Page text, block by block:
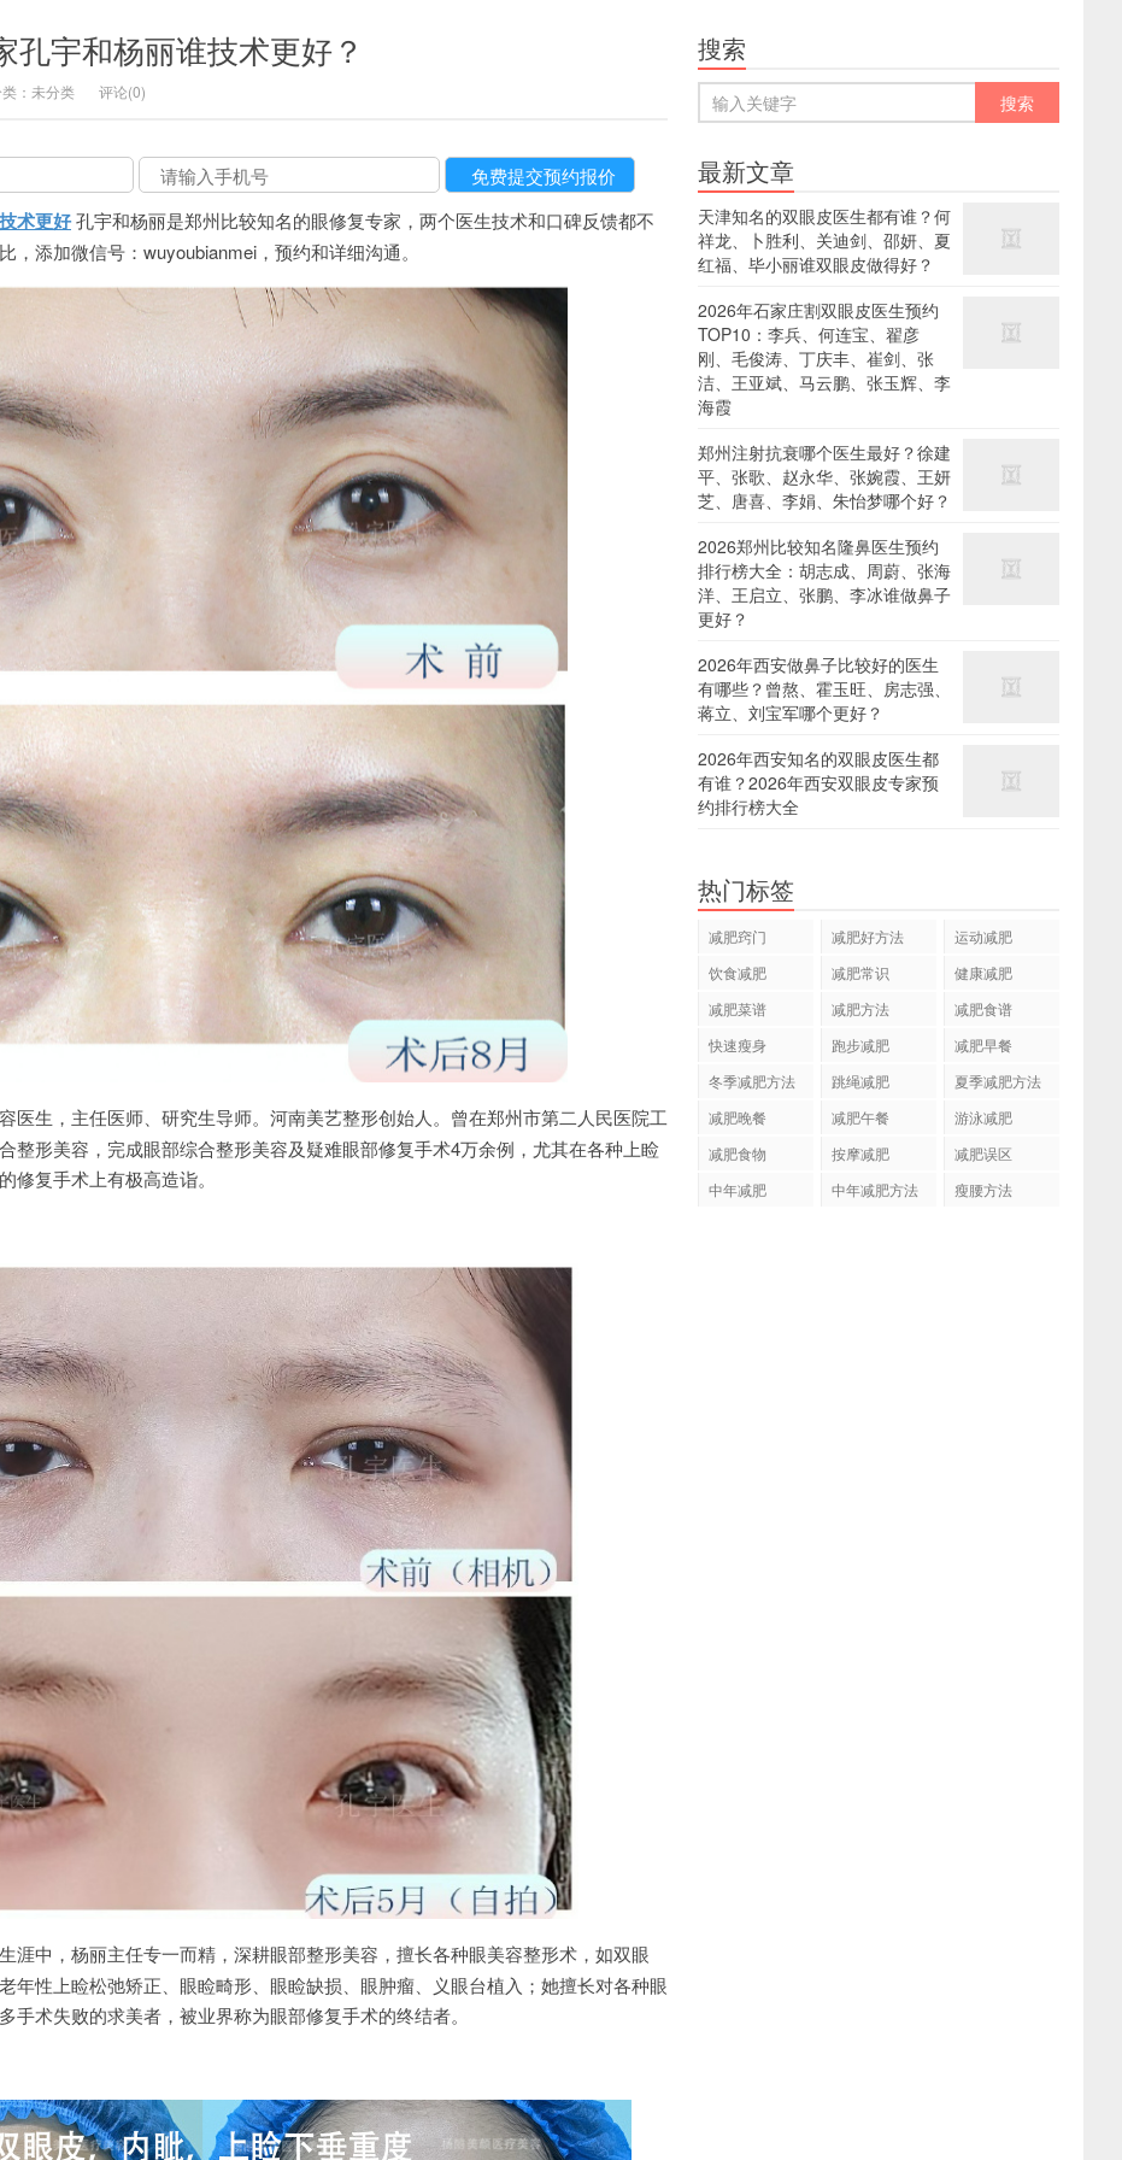
孔宇和杨丽谁技术更好？
：未分类 评论(0)
术更好孔宇和杨丽是郑州比较知名的眼修复专家，两个医生技术和口碑反馈都不
，添加微信号：wuyoubianmei，预约和详细沟通。
医生，主任医师、研究生导师。河南美艺整形创始人。曾在郑州市第二人民医院工
整形美容，完成眼部综合整形美容及疑难眼部修复手术4万余例，尤其在各种上睑
修复手术上有极高造诣。
涯中，杨丽主任专一而精，深耕眼部整形美容，擅长各种眼美容整形术，如双眼
年性上睑松弛矫正、眼睑畸形、眼睑缺损、眼肿瘤、义眼台植入；她擅长对各种眼
手术失败的求美者，被业界称为眼部修复手术的终结者。
搜索
最新文章
天津知名的双眼皮医生都有谁？何
祥龙、卜胜利、关迪剑、邵妍、夏
红福、毕小丽谁双眼皮做得好？
2026年石家庄割双眼皮医生预约
TOP10：李兵、何连宝、翟彦
刚、毛俊涛、丁庆丰、崔剑、张
洁、王亚斌、马云鹏、张玉辉、李
海霞
郑州注射抗衰哪个医生最好？徐建
平、张歌、赵永华、张婉霞、王妍
芝、唐喜、李娟、朱怡梦哪个好？
2026郑州比较知名隆鼻医生预约
排行榜大全：胡志成、周蔚、张海
洋、王启立、张鹏、李冰谁做鼻子
更好？
2026年西安做鼻子比较好的医生
有哪些？曾熬、霍玉旺、房志强、
蒋立、刘宝军哪个更好？
2026年西安知名的双眼皮医生都
有谁？2026年西安双眼皮专家预
约排行榜大全
热门标签
减肥窍门 减肥好方法
运动减肥
饮食减肥
减肥常识
健康减肥
减肥菜谱
减肥方法
减肥食谱
快速瘦身
跑步减肥
减肥早餐
冬季减肥方法
跳绳减肥
夏季减肥方法
减肥晚餐
减肥午餐
游泳减肥
减肥食物
按摩减肥
减肥误区
中年减肥
中年减肥方法 瘦腰方法